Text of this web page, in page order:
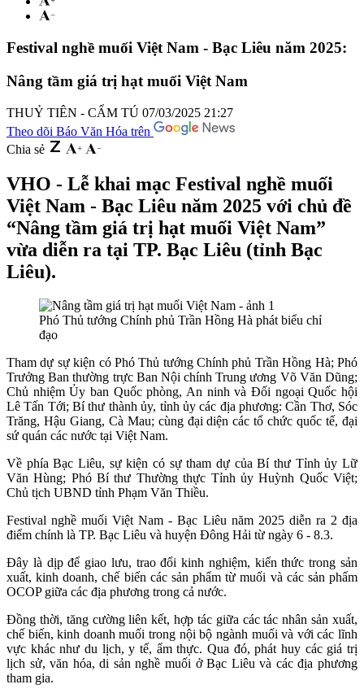
Festival nghề muối Việt Nam - Bạc Liêu năm 2025:
Nâng tầm giá trị hạt muối Việt Nam
THUỶ TIÊN - CẨM TÚ 07/03/2025 21:27
Theo dõi Báo Văn Hóa trên
Chia sẻ
VHO - Lễ khai mạc Festival nghề muối
Việt Nam - Bạc Liêu năm 2025 với chủ đề
“Nâng tầm giá trị hạt muối Việt Nam”
vừa diễn ra tại TP. Bạc Liêu (tỉnh Bạc
Liêu).
Phó Thủ tướng Chính phủ Trần Hồng Hà phát biểu chỉ
đạo
Tham dự sự kiện có Phó Thủ tướng Chính phủ Trần Hồng Hà; Phó
Trưởng Ban thường trực Ban Nội chính Trung ương Võ Văn Dũng;
Chủ nhiệm Ủy ban Quốc phòng, An ninh và Đối ngoại Quốc hội
Lê Tấn Tới; Bí thư thành ủy, tỉnh ủy các địa phương: Cần Thơ, Sóc
Trăng, Hậu Giang, Cà Mau; cùng đại diện các tổ chức quốc tế, đại
sứ quán các nước tại Việt Nam.
Về phía Bạc Liêu, sự kiện có sự tham dự của Bí thư Tỉnh ủy Lữ
Văn Hùng; Phó Bí thư Thường thực Tỉnh ủy Huỳnh Quốc Việt;
Chủ tịch UBND tỉnh Phạm Văn Thiều.
Festival nghề muối Việt Nam - Bạc Liêu năm 2025 diễn ra 2 địa
điểm chính là TP. Bạc Liêu và huyện Đông Hải từ ngày 6 - 8.3.
Đây là dịp để giao lưu, trao đổi kinh nghiệm, kiến thức trong sản
xuất, kinh doanh, chế biến các sản phẩm từ muối và các sản phẩm
OCOP giữa các địa phương trong cả nước.
Đồng thời, tăng cường liên kết, hợp tác giữa các tác nhân sản xuất,
chế biến, kinh doanh muối trong nội bộ ngành muối và với các lĩnh
vực khác như du lịch, y tế, ẩm thực. Qua đó, phát huy các giá trị
lịch sử, văn hóa, di sản nghề muối ở Bạc Liêu và các địa phương
tham gia.